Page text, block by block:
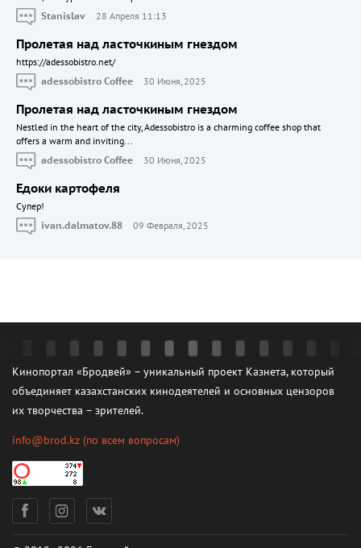
Stanislav
28 Апреля 11:13
Пролетая над ласточкиным гнездом
https://adessobistro.net/
adessobistro Coffee
30 Июня, 2025
Пролетая над ласточкиным гнездом
Nestled in the heart of the city, Adessobistro is a charming coffee shop that
offers a warm and inviting...
adessobistro Coffee
30 Июня, 2025
Едоки картофеля
Cупер!
ivan.dalmatov.88
09 Февраля, 2025
Кинопортал «Бродвей» – уникальный проект Казнета, который
объединяет казахстанских кинодеятелей и основных цензоров
их творчества – зрителей.
info@brod.kz (по всем вопросам)